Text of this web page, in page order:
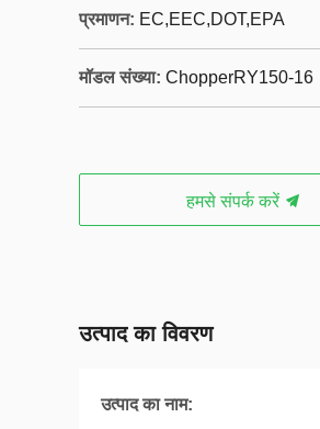
प्रमाणन: EC,EEC,DOT,EPA
मॉडल संख्या: ChopperRY150-16
हमसे संपर्क करें
उत्पाद का विवरण
उत्पाद का नाम: